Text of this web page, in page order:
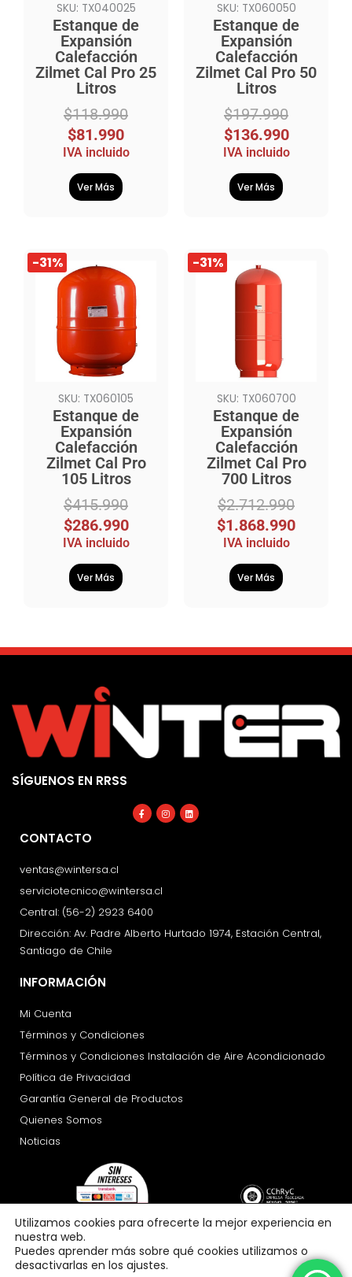
SKU: TX040025
Estanque de
Expansión
Calefacción
Zilmet Cal Pro 25
Litros
$118.990
$81.990
IVA incluido
Ver Más
SKU: TX060050
Estanque de
Expansión
Calefacción
Zilmet Cal Pro 50
Litros
$197.990
$136.990
IVA incluido
Ver Más
-31%
SKU: TX060105
Estanque de
Expansión
Calefacción
Zilmet Cal Pro
105 Litros
$415.990
El
precio
original
era:
$415.990.
$286.990
El
precio
actual
$286.990.
IVA incluido
Ver Más
-31%
SKU: TX060700
Estanque de
Expansión
Calefacción
Zilmet Cal Pro
700 Litros
$2.712.990
El
precio
$2.712.990.
$1.868.990
El
precio
$1.868.990.
IVA incluido
Ver Más
SÍGUENOS EN RRSS
Facebook-
f
Instagram
Linkedin
CONTACTO
ventas@wintersa.cl
serviciotecnico@wintersa.cl
Central: (56-2) 2923 6400
Dirección: Av. Padre Alberto Hurtado 1974, Estación Central,
Santiago de Chile
INFORMACIÓN
Mi Cuenta
Términos y Condiciones
Términos y Condiciones Instalación de Aire Acondicionado
Política de Privacidad
Garantía General de Productos
Quienes Somos
Noticias
Utilizamos cookies para ofrecerte la mejor experiencia en
nuestra web.
Puedes aprender más sobre qué cookies utilizamos o
desactivarlas en los ajustes.